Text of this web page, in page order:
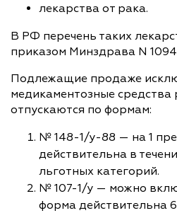
лекарства от рака.
В РФ перечень таких
приказом Минздрава N 1094н
Подлежащие продаже
медикаментозные
отпускаются по формам:
№ 148-1/у-88 — на 1
действительна в
льготных категорий.
№ 107-1/у — можно
форма действительна